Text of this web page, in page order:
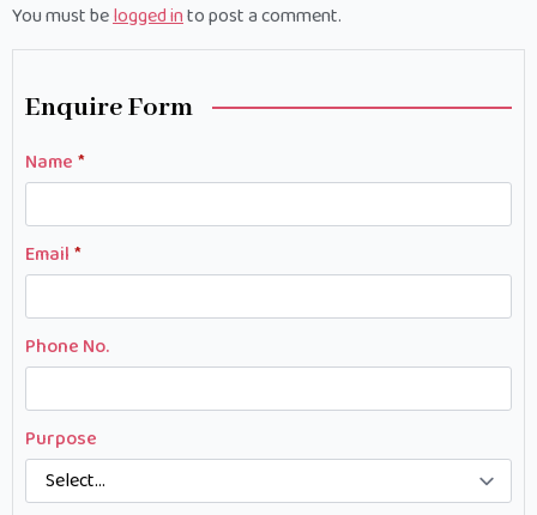
You must belogged into post a comment.
Enquire Form
Name *
Email *
Phone No.
Purpose